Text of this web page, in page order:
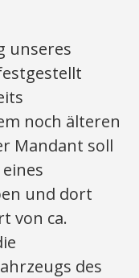
unseres
noch älteren
Mandant soll
und dort
von ca.
des